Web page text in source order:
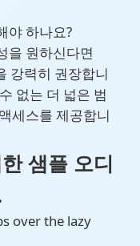
야 하나요?
을 원하신다면
강력히 권장합니
없는 더 넓은 범
세스를 제공합니
샘플 오디
over the lazy